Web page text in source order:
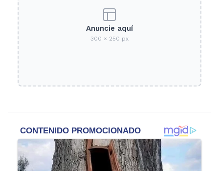
Anuncie aquí
300 × 250 px